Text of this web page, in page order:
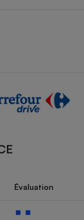
Évaluation
à expressos
Robot ménager